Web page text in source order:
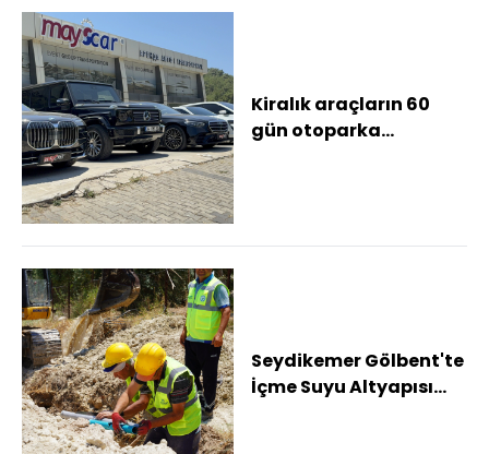
Kiralık araçların 60
gün otoparka
Seydikemer Gölbent'te
İçme Suyu Altyapısı